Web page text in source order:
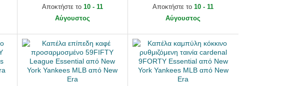
Αποκτήστε το 10 - 11
Αύγουστος
Braves MLB από New Era
Αποκτήστε το10 - 11
Αύγουστος